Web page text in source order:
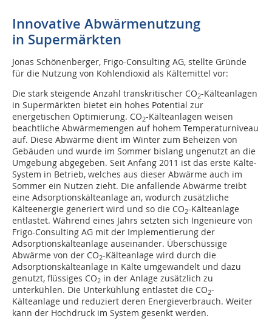
Innovative Abwärmenutzung
in Supermärkten
Jonas Schönenberger, Frigo-Consulting AG, stellte Gründe
für die Nutzung von Kohlendioxid als Kältemittel vor:
Die stark steigende Anzahl transkritischer CO2-Kälteanlagen
in Supermärkten bietet ein hohes Potential zur
energetischen Optimierung. CO2-Kälteanlagen weisen
beachtliche Abwärmemengen auf hohem Temperaturniveau
auf. Diese Abwärme dient im Winter zum Beheizen von
Gebäuden und wurde im Sommer bislang ungenutzt an die
Umgebung abgegeben. Seit Anfang 2011 ist das erste Kälte-
System in Betrieb, welches aus dieser Abwärme auch im
Sommer ein Nutzen zieht. Die anfallende Abwärme treibt
eine Adsorptionskälteanlage an, wodurch zusätzliche
Kälteenergie generiert wird und so die CO2-Kälteanlage
entlastet. Während eines Jahrs setzten sich Ingenieure von
Frigo-Consulting AG mit der Implementierung der
Adsorptionskälteanlage auseinander. Überschüssige
Abwärme von der CO2-Kälteanlage wird durch die
Adsorptionskälteanlage in Kälte umgewandelt und dazu
genutzt, flüssiges CO2 in der Anlage zusätzlich zu
unterkühlen. Die Unterkühlung entlastet die CO2-
Kälteanlage und reduziert deren Energieverbrauch. Weiter
kann der Hochdruck im System gesenkt werden.